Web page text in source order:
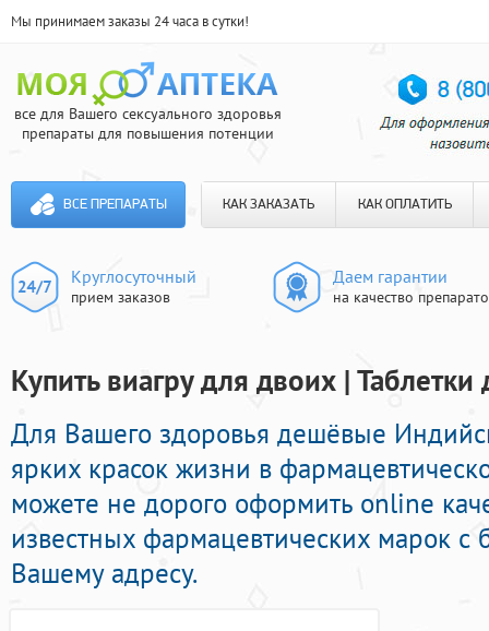
Мы принимаем заказы 24 часа в сутки!
все для Вашего сексуального здоровья
препараты для повышения потенции
ВСЕ ПРЕПАРАТЫ КАК ЗАКАЗАТЬ КАК ОПЛАТИТЬ
Круглосуточный
прием заказов
Даем гарантии
на качество
Купить виагру для двоих |
Для Вашего здоровья дешёвые
ярких красок жизни в
можете не дорого оформить online
известных фармацевтических марок с
Вашему адресу.